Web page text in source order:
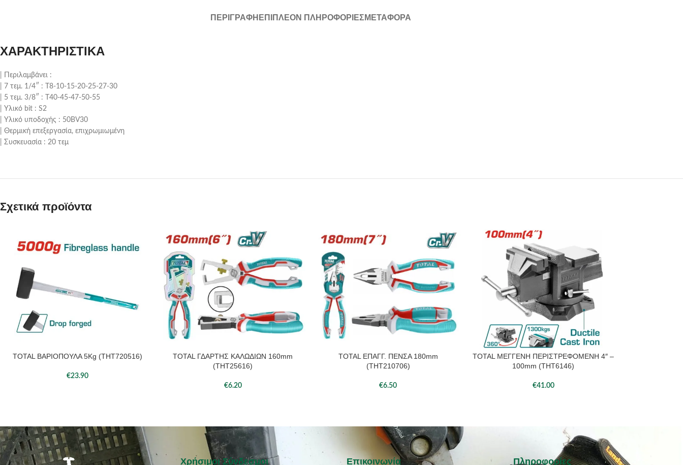
ΠΕΡΙΓΡΑΦΉ ΕΠΙΠΛΈΟΝ ΠΛΗΡΟΦΟΡΊΕΣ ΜΕΤΑΦΟΡΆ
ΧΑΡΑΚΤΗΡΙΣΤΙΚΑ
| Περιλαμβάνει :
| 7 τεμ. 1/4″ : T8-10-15-20-25-27-30
| 5 τεμ. 3/8″ : T40-45-47-50-55
| Υλικό bit : S2
| Υλικό υποδοχής : 50BV30
| Θερμική επεξεργασία, επιχρωμιωμένη
| Συσκευασία : 20 τεμ
Σχετικά προϊόντα
ΠΡΟΣΘΉΚΗ ΣΤΟ ΚΑΛΆΘΙ
TOTAL ΒΑΡΙΟΠΟΥΛΑ 5Kg (THT720516)
€23.90
ΠΡΟΣΘΉΚΗ ΣΤΟ ΚΑΛΆΘΙ
TOTAL ΓΔΑΡΤΗΣ ΚΑΛΩΔΙΩΝ 160mm
(THT25616)
€6.20
ΠΡΟΣΘΉΚΗ ΣΤΟ ΚΑΛΆΘΙ
TOTAL ΕΠΑΓΓ. ΠΕΝΣΑ 180mm
(THT210706)
€6.50
ΠΡΟΣΘΉΚΗ ΣΤΟ ΚΑΛΆΘΙ
TOTAL ΜΕΓΓΕΝΗ ΠΕΡΙΣΤΡΕΦΟΜΕΝΗ 4″ –
100mm (THT6146)
€41.00
Χρήσιμοι Σύνδεσμοι Επικοινωνία Πληροφορίες